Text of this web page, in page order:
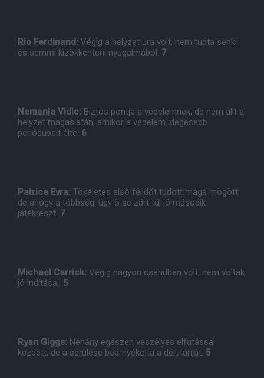
Rio Ferdinand: Végig a helyzet ura volt, nem tudta senki
és semmi kizökkenteni nyugalmából. 7
Nemanja Vidic: Biztos pontja a védelemnek, de nem állt a
helyzet magaslatán, amikor a védelem idegesebb
periódusait élte. 6
Patrice Evra: Tökéletes elsõ félidõt tudott maga mögött,
de ahogy a többség, úgy õ se zárt túl jó második
játékrészt. 7
Michael Carrick: Végig nagyon csendben volt, nem voltak
jó indításai. 5
Ryan Giggs: Néhány egészen veszélyes elfutással
kezdett, de a sérülése beárnyékolta a délutánját. 5